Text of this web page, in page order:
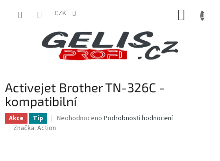
CZK
Activejet Brother TN-326C -
kompatibilní
Akce Tip
Průměrné
Neohodnoceno Podrobnosti hodnocení
Značka: Action